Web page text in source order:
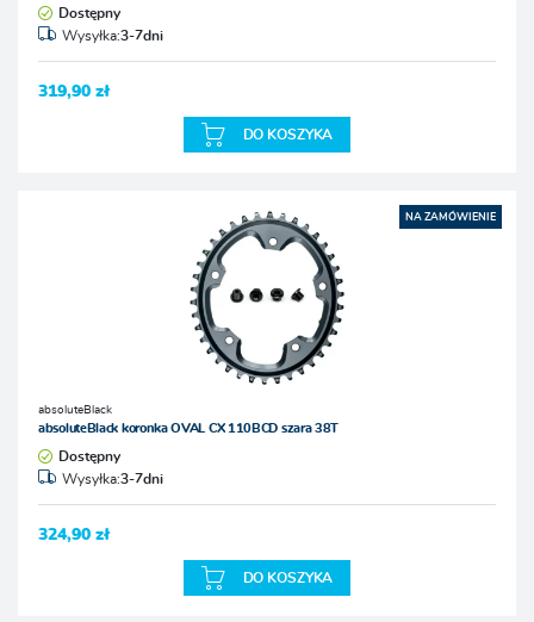
Dostępny
Wysyłka:3-7dni
319,90 zł
DO KOSZYKA
NA ZAMÓWIENIE
absoluteBlack
absoluteBlack koronka OVAL CX 110BCD szara 38T
Dostępny
Wysyłka:3-7dni
324,90 zł
DO KOSZYKA